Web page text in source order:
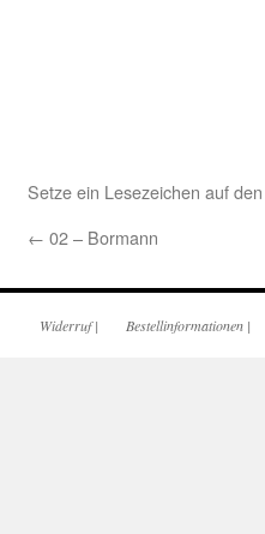
Setze ein Lesezeichen auf
← 02 – Bormann
Widerruf| Bestellinformationen |